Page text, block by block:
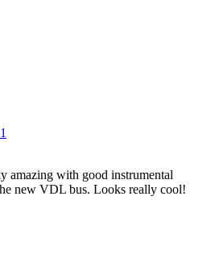
amazing with good instrumental
new VDL bus. Looks really cool!